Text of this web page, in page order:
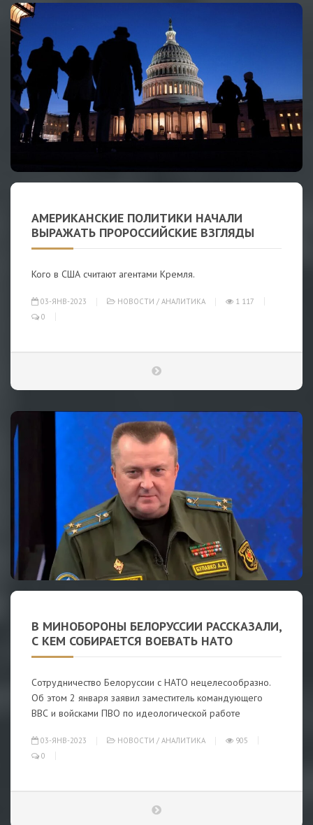
АМЕРИКАНСКИЕ ПОЛИТИКИ НАЧАЛИ
ВЫРАЖАТЬ ПРОРОССИЙСКИЕ ВЗГЛЯДЫ
Кого в США считают агентами Кремля.
03-ЯНВ-2023 НОВОСТИ / АНАЛИТИКА
1 117
0
В МИНОБОРОНЫ БЕЛОРУССИИ РАССКАЗАЛИ,
С КЕМ СОБИРАЕТСЯ ВОЕВАТЬ НАТО
Сотрудничество Белоруссии с НАТО нецелесообразно.
Об этом 2 января заявил заместитель командующего
ВВС и войсками ПВО по идеологической работе
03-ЯНВ-2023 НОВОСТИ / АНАЛИТИКА
905
0